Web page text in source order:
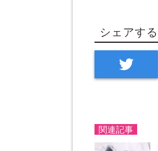
シェアする
twitter
関連記事